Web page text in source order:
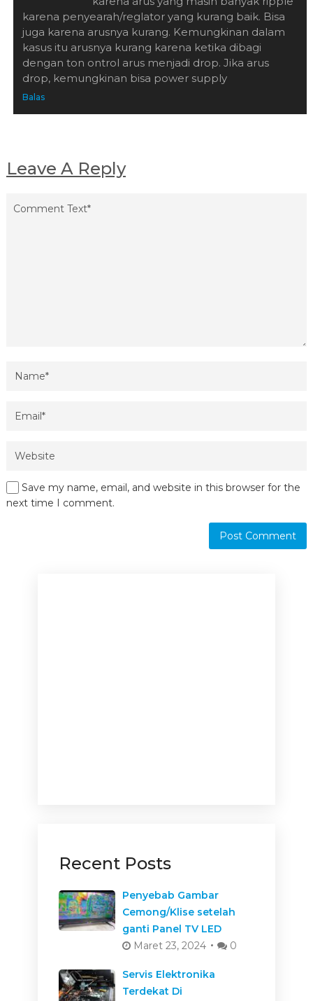
karena penyearah/reglator yang kurang baik. Bisa
juga karena arusnya kurang. Kemungkinan dalam
kasus itu arusnya kurang karena ketika dibagi
dengan ton ontrol arus menjadi drop. Jika arus
drop, kemungkinan bisa power supply
Balas
Leave A Reply
Save my name, email, and website in this browser for the
next time I comment.
Recent Posts
Penyebab Gambar
Cemong/Klise setelah
ganti Panel TV LED
Maret 23, 2024
0
Servis Elektronika
Terdekat Di